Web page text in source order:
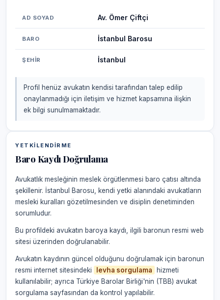
AD SOYAD Av. Ömer Çiftçi
BARO İstanbul Barosu
ŞEHIR İstanbul
Profil henüz avukatın kendisi tarafından talep edilip
onaylanmadığı için iletişim ve hizmet kapsamına ilişkin
ek bilgi sunulmamaktadır.
YETKILENDIRME
Baro Kaydı Doğrulama
Avukatlık mesleğinin meslek örgütlenmesi baro çatısı altında
şekillenir. İstanbul Barosu, kendi yetki alanındaki avukatların
mesleki kuralları gözetilmesinden ve disiplin denetiminden
sorumludur.
Bu profildeki avukatın baroya kaydı, ilgili baronun resmi web
sitesi üzerinden doğrulanabilir.
Avukatın kaydının güncel olduğunu doğrulamak için baronun
resmi internet sitesindeki
levha sorgulama
hizmeti
kullanılabilir; ayrıca Türkiye Barolar Birliği'nin (TBB) avukat
sorgulama sayfasından da kontrol yapılabilir.